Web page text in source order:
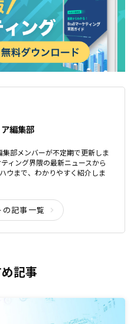
編集部
集部メンバーが不定期で更新しま
ィング界隈の最新ニュースから
ウまで、わかりやすく紹介しま
の記事一覧
記事